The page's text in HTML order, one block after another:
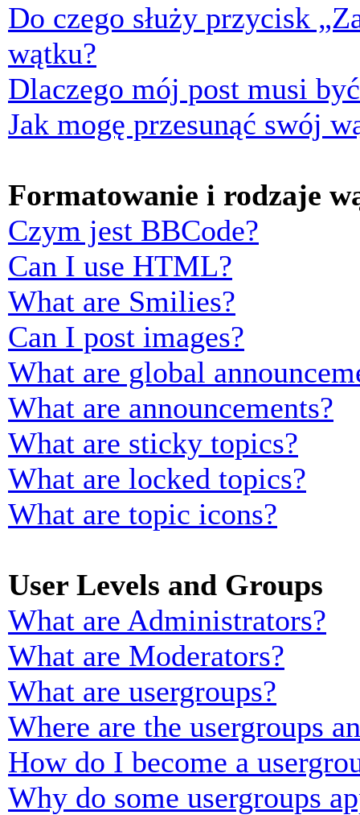
Do czego służy przycisk
wątku?
Dlaczego mój post musi
Jak mogę przesunąć swój
Formatowanie i rodzaje
Czym jest BBCode?
Can I use HTML?
What are Smilies?
Can I post images?
What are global
What are announcements?
What are sticky topics?
What are locked topics?
What are topic icons?
User Levels and Groups
What are Administrators?
What are Moderators?
What are usergroups?
Where are the usergroups
How do I become a
Why do some usergroups